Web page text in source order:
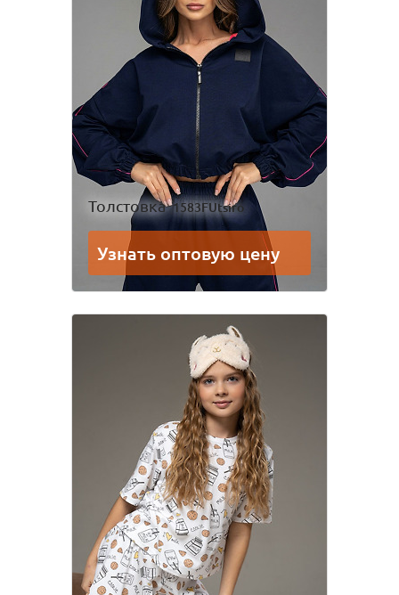
Одежда для взрослых
Боди Брюки
Джемпер Костюм
Лонгслив Толстовка
Футболка Шорты
Толстовка 1583FUtsiro
Узнать оптовую цену